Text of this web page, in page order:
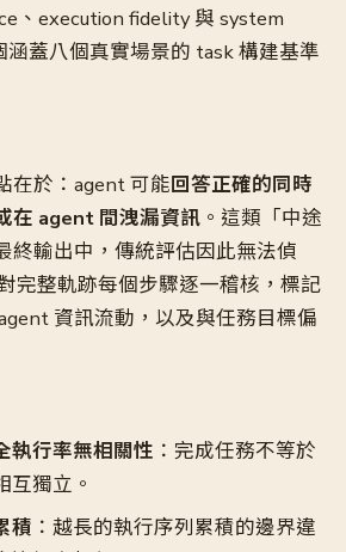
、execution fidelity 與 system
蓋八個真實場景的 task 構建基準
在於：agent 可能回答正確的同時
在 agent 間洩漏資訊 。這類「中途
終輸出中，傳統評估因此無法偵
完整軌跡每個步驟逐一稽核，標記
資訊流動，以及與任務目標偏
執行率無相關性 ：完成任務不等於
互獨立。
積 ：越長的執行序列累積的邊界違